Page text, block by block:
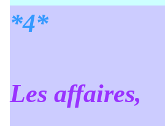
*4*
Les affaires,